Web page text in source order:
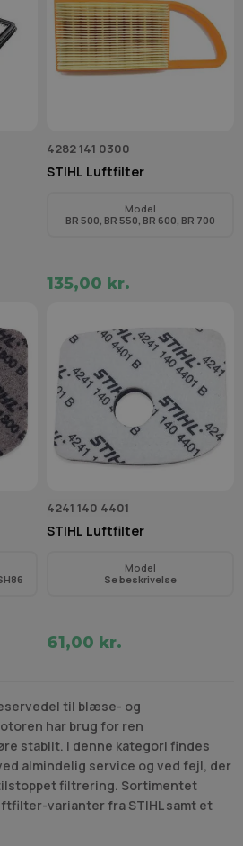
4282 141 0300
STIHL Luftfilter
Model
BR 500, BR 550, BR 600, BR 700
135,00 kr.
4241 140 4401
STIHL Luftfilter
Model
Se beskrivelse
61,00 kr.
til blæse- og
har brug for ren
stabilt. I denne kategori findes
almindelig service og ved fejl, der
filtrering. Sortimentet
varianter fra STIHL samt et